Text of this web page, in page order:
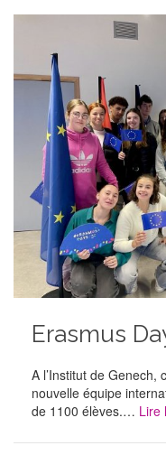
Erasmus
A l’Institut de
nouvelle équipe
de 1100 élèves.… Lire